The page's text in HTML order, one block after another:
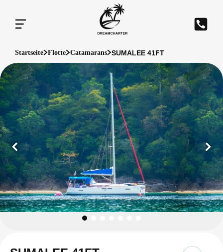
Startseite Flotte Catamarans SUMALEE 41FT